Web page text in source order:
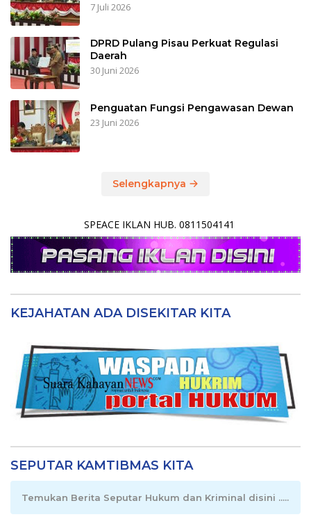
7 Juli 2026
DPRD Pulang Pisau Perkuat Regulasi
Daerah
30 Juni 2026
Penguatan Fungsi Pengawasan Dewan
23 Juni 2026
Selengkapnya
SPEACE IKLAN HUB. 0811504141
KEJAHATAN ADA DISEKITAR KITA
SEPUTAR KAMTIBMAS KITA
Temukan Berita Seputar Hukum dan Kriminal disini .....